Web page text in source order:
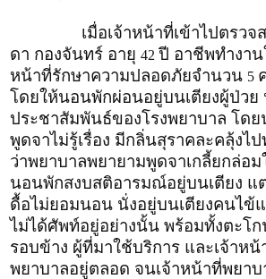
เมื่อเจ้าหน้าที่เข้าไปตรวจส
ดา กองจันทร์ อายุ 42 ปี อาชีพทำงาน
หน้าที่รักษาความปลอดภัยจำนวน 5
โดยให้นอนพักผ่อนอยู่บนเตียงผู้ป่วย
ประชาสัมพันธ์ของโรงพยาบาล โด
พูดจาไม่รู้เรื่อง มีกลิ่นสุราคละคลุ้งไ
ว่าพยาบาลพยายามพูดจาเกลี้ยกล่อ
นอนพักสงบสติอารมณ์อยู่บนเตียง แ
ดื้อไม่ยอมนอน นั่งอยู่บนเตียงคนไข้
ไม่ได้ศัพท์อยู่อย่างนั้น พร้อมทั้งตะโ
รอบข้าง ผู้ที่มาใช้บริการ และเจ้าหน้
พยาบาลอยู่ตลอด จนเจ้าหน้าที่พยา